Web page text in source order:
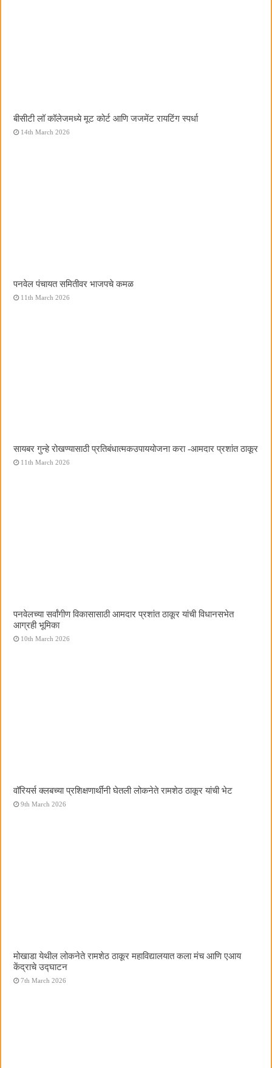
बीसीटी लॉ कॉलेजमध्ये मूट कोर्ट आणि जजमेंट रायटिंग स्पर्धा
14th March 2026
पनवेल पंचायत समितीवर भाजपचे कमळ
11th March 2026
सायबर गुन्हे रोखण्यासाठी प्रतिबंधात्मकउपाययोजना करा -आमदार प्रशांत ठाकूर
11th March 2026
पनवेलच्या सर्वांगीण विकासासाठी आमदार प्रशांत ठाकूर यांची विधानसभेत
आग्रही भूमिका
10th March 2026
वॉरियर्स क्लबच्या प्रशिक्षणार्थींनी घेतली लोकनेते रामशेठ ठाकूर यांची भेट
9th March 2026
मोखाडा येथील लोकनेते रामशेठ ठाकूर महाविद्यालयात कला मंच आणि एआय
केंद्राचे उद्घाटन
7th March 2026